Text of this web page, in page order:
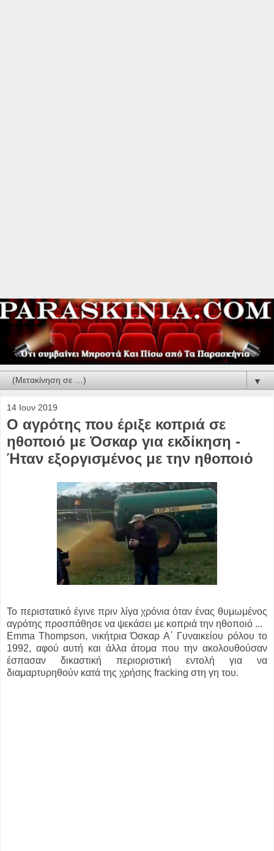
▼
14 Ιουν 2019
Ο αγρότης που έριξε κοπριά σε
ηθοποιό με Όσκαρ για εκδίκηση -
Ήταν εξοργισμένος με την ηθοποιό
Το περιστατικό έγινε πριν λίγα χρόνια όταν ένας θυμωμένος
αγρότης προσπάθησε να ψεκάσει με κοπριά την ηθοποιό ...
Emma Thompson, νικήτρια Όσκαρ Α΄ Γυναικείου ρόλου το
1992, αφού αυτή και άλλα άτομα που την ακολουθούσαν
έσπασαν δικαστική περιοριστική εντολή για να
διαμαρτυρηθούν κατά της χρήσης fracking στη γη του.